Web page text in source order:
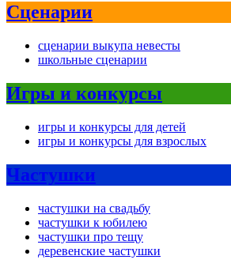
Сценарии
сценарии выкупа невесты
школьные сценарии
Игры и конкурсы
игры и конкурсы для детей
игры и конкурсы для взрослых
Частушки
частушки на свадьбу
частушки к юбилею
частушки про тещу
деревенские частушки